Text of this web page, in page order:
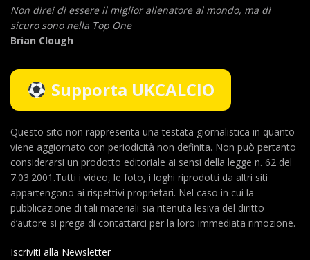
Non direi di essere il miglior allenatore al mondo, ma di
sicuro sono nella Top One
Brian Clough
Supporta UKCALCIO
Questo sito non rappresenta una testata giornalistica in quanto
viene aggiornato con periodicità non definita. Non può pertanto
considerarsi un prodotto editoriale ai sensi della legge n. 62 del
7.03.2001.Tutti i video, le foto, i loghi riprodotti da altri siti
appartengono ai rispettivi proprietari. Nel caso in cui la
pubblicazione di tali materiali sia ritenuta lesiva del diritto
d’autore si prega di contattarci per la loro immediata rimozione.
Iscriviti alla Newsletter